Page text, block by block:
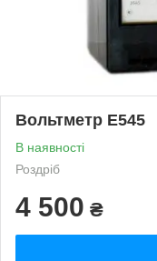
Вольтметр Е545
В наявності
Роздріб
4 500 ₴